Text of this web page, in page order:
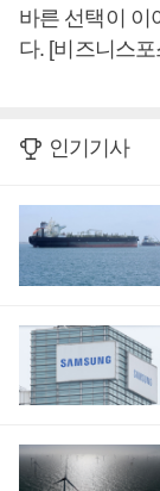
바른 선택이 이
다. [비즈니스
인기기사